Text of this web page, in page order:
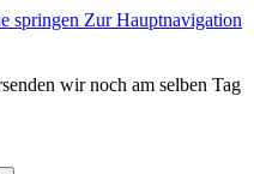
springen Zur Hauptnavigation
wir noch am selben Tag